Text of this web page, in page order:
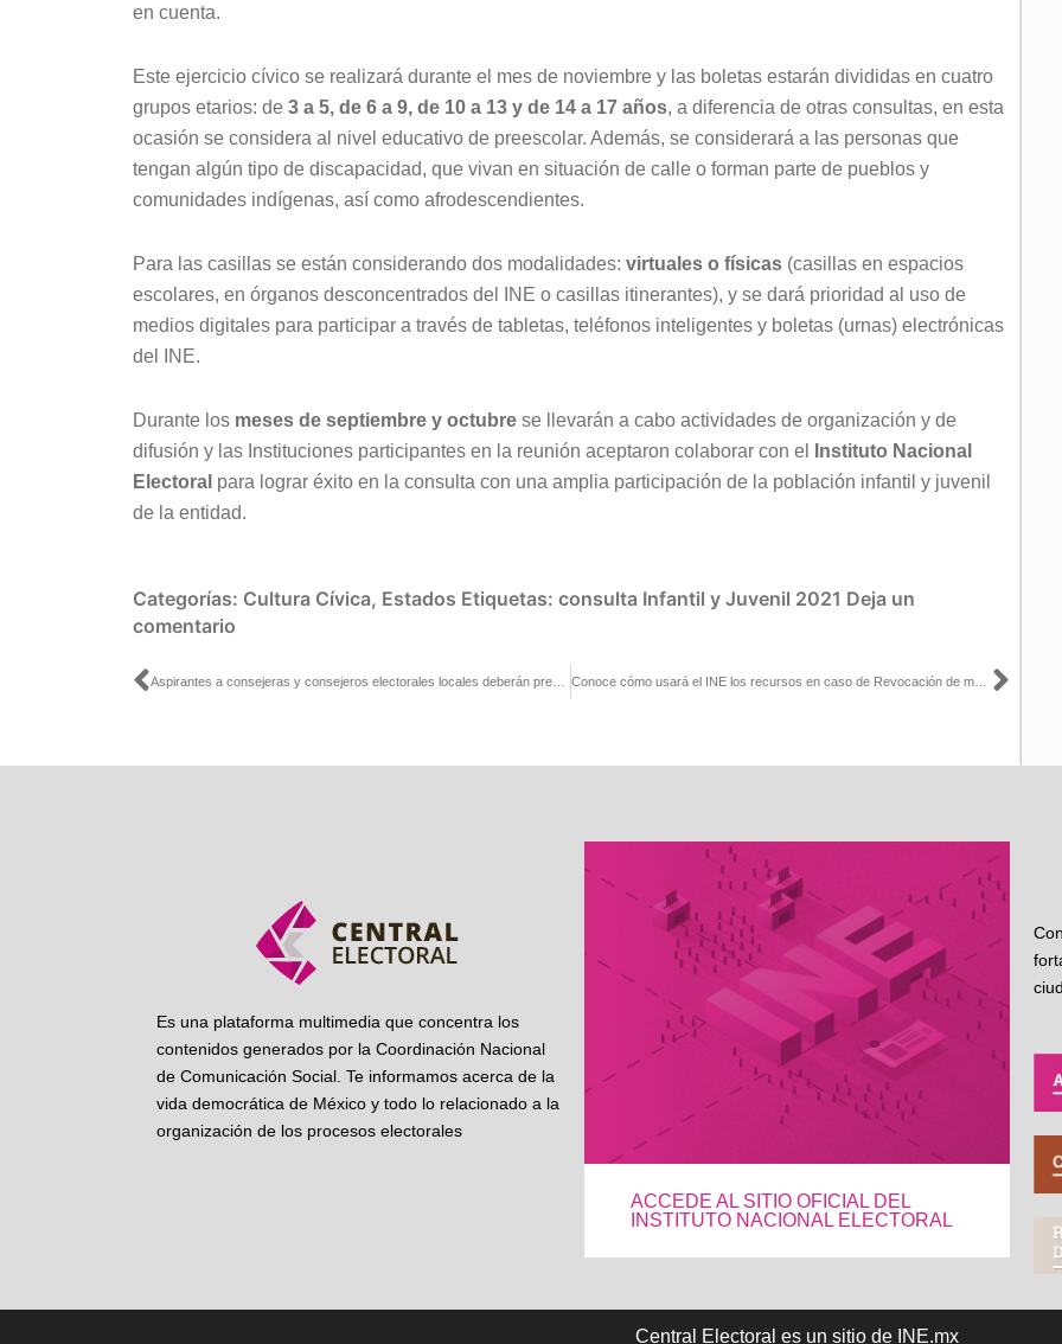
en cuenta.
Este ejercicio cívico se realizará durante el mes de noviembre y las boletas estarán divididas en cuatro
grupos etarios: de 3 a 5, de 6 a 9, de 10 a 13 y de 14 a 17 años, a diferencia de otras consultas, en esta
ocasión se considera al nivel educativo de preescolar. Además, se considerará a las personas que
tengan algún tipo de discapacidad, que vivan en situación de calle o forman parte de pueblos y
comunidades indígenas, así como afrodescendientes.
Para las casillas se están considerando dos modalidades: virtuales o físicas (casillas en espacios
escolares, en órganos desconcentrados del INE o casillas itinerantes), y se dará prioridad al uso de
medios digitales para participar a través de tabletas, teléfonos inteligentes y boletas (urnas) electrónicas
del INE.
Durante los meses de septiembre y octubre se llevarán a cabo actividades de organización y de
difusión y las Instituciones participantes en la reunión aceptaron colaborar con el
Instituto Nacional
Electoral para lograr éxito en la consulta con una amplia participación de la población infantil y juvenil
de la entidad.
Categorías: Cultura Cívica, Estados Etiquetas: consulta Infantil y Juvenil 2021 Deja un
comentario
Ant
Es una plataforma multimedia que concentra los
contenidos generados por la Coordinación Nacional
de Comunicación Social. Te informamos acerca de la
vida democrática de México y todo lo relacionado a la
organización de los procesos electorales
ACCEDE AL SITIO OFICIAL DEL
INSTITUTO NACIONAL ELECTORAL
Central Electoral es un sitio de INE.mx